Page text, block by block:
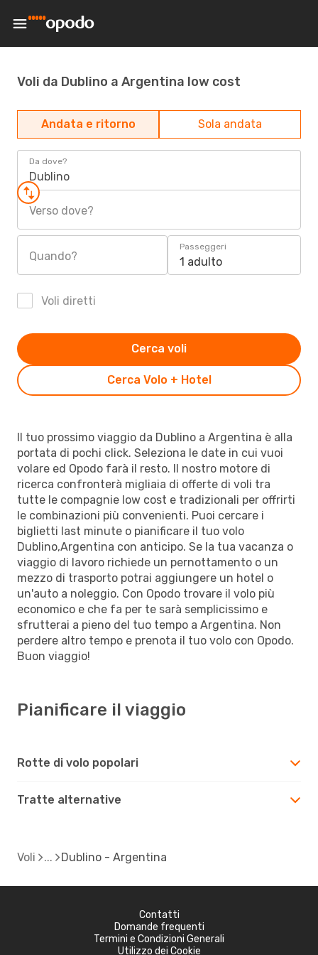
Voli da Dublino a Argentina low cost
Andata e ritorno Sola andata
Da dove?
Dublino
Verso dove?
Quando?
Passeggeri
1 adulto
Voli diretti
Cerca Volo + Hotel
Cerca voli
Il tuo prossimo viaggio da Dublino a Argentina è alla
portata di pochi click. Seleziona le date in cui vuoi
volare ed Opodo farà il resto. Il nostro motore di
ricerca confronterà migliaia di offerte di voli tra
tutte le compagnie low cost e tradizionali per offrirti
le combinazioni più convenienti. Puoi cercare i
biglietti last minute o pianificare il tuo volo
Dublino,Argentina con anticipo. Se la tua vacanza o
viaggio di lavoro richiede un pernottamento o un
mezzo di trasporto potrai aggiungere un hotel o
un'auto a noleggio. Con Opodo trovare il volo più
economico e che fa per te sarà semplicissimo e
sfrutterai a pieno del tuo tempo a Argentina. Non
perdere altro tempo e prenota il tuo volo con Opodo.
Buon viaggio!
Pianificare il viaggio
Rotte di volo popolari
Tratte alternative
Voli Dublino - Argentina
Contatti
Domande frequenti
Termini e Condizioni Generali
Utilizzo dei Cookie